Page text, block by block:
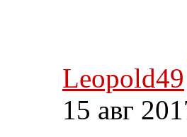
Leopold49
15 авг